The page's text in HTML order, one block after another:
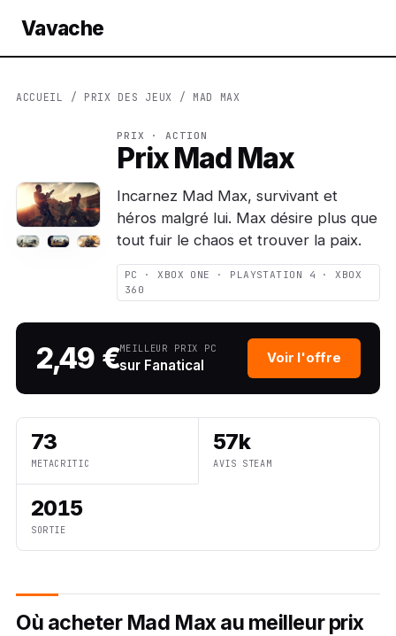
Vavache
ACCUEIL / PRIX DES JEUX / MAD MAX
PRIX · ACTION
Prix Mad Max
Incarnez Mad Max, survivant et
héros malgré lui. Max désire plus que
tout fuir le chaos et trouver la paix.
PC · XBOX ONE · PLAYSTATION 4 · XBOX
360
2,49 €MEILLEUR PRIX PC
sur Fanatical Voir l'offre
73
METACRITIC
57k
AVIS STEAM
2015
SORTIE
Où acheter Mad Max au meilleur prix